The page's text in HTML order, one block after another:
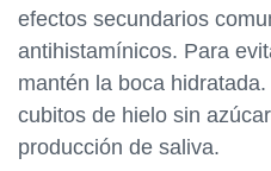
efectos secundarios
antihistamínicos. Para
mantén la boca
cubitos de hielo sin
producción de saliva.